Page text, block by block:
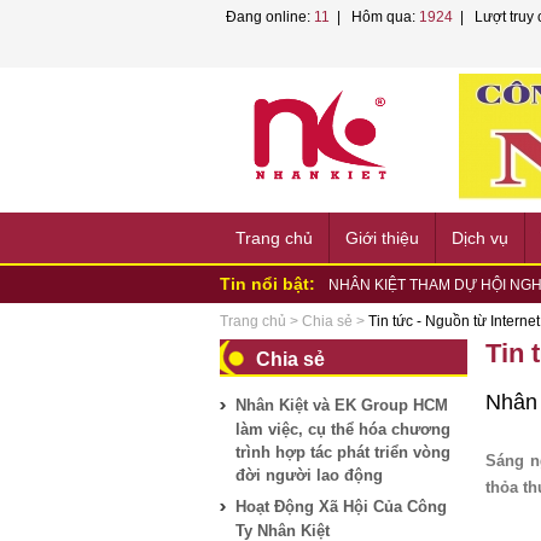
Đang online: 11 | Hôm qua: 1924 | Lượt truy
Trang chủ Giới thiệu Dịch vụ
Tin nổi bật:
NHÂN KIỆT VÀ EK GROUP
NHÂN KIỆT KÝ KẾT HỢP TÁC
NHÂN KIỆT PHỐI HỢP TỔ
NHÂN KIỆT ĐỒNG HÀNH
HỘI...
NHÂN KIỆT ĐỒNG HÀNH
PHƯỜNG...
NHÂN KIỆT ĐỒNG HÀNH HỘI
NHÂN KIỆT CHUNG TAY HỖ
Nhân Kiệt tham gia tập huấn
Nhân Kiệt và VNPT TP.HCM
NHÂN KIỆT THAM DỰ HỘI
LAO...
Trang chủ > Chia sẻ > Tin tức - Nguồn từ Internet
Chia sẻ
Nhân Kiệt và EK Group HCM
làm việc, cụ thể hóa chương
trình hợp tác phát triển vòng
đời người lao động
Hoạt Động Xã Hội Của Công
Ty Nhân Kiệt
Tin
Sáng
thỏa